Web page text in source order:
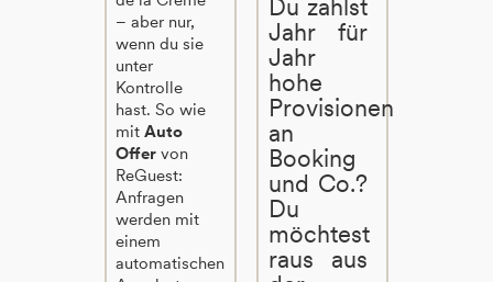
– aber nur,
wenn du sie
unter
Kontrolle
hast. So wie
mitAuto
Offer von
ReGuest:
Anfragen
werden mit
einem
automatischen
Du zahlst
Jahr für
Jahr
hohe
Provisionen
an
Booking
und Co.?
Du
möchtest
raus aus